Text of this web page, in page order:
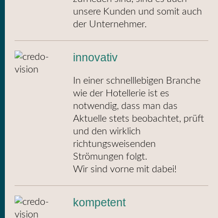
unsere Kunden und somit auch
der Unternehmer.
innovativ
In einer schnelllebigen Branche
wie der Hotellerie ist es
notwendig, dass man das
Aktuelle stets beobachtet, prüft
und den wirklich
richtungsweisenden
Strömungen folgt.
Wir sind vorne mit dabei!
kompetent